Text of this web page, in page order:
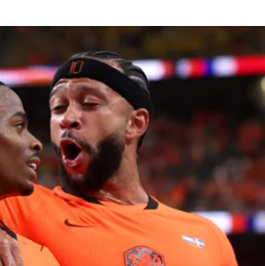
por el mundo
Copa Sudamericana
Fútbol Argentino
Fútbol Brasileño